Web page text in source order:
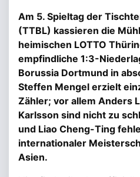
Am 5. Spieltag der
(TTBL) kassieren die
heimischen LOTTO
empfindliche 1:3-
Borussia Dortmund in
Steffen Mengel erzielt
Zähler; vor allem Anders
Karlsson sind nicht zu
und Liao Cheng-Ting
internationaler
Asien.